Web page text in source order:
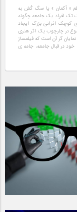
« آکمان » یا سگ کُش به
تک افراد یک جامعه چگونه
کوچک اثراتی بزرگ ایجاد
در چارچوب یک اثر هنری
گر آن است که فیلمساز
در قبال جامعه، جامه ی